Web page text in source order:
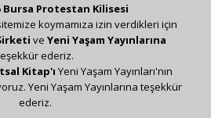
Bursa Protestan Kilisesi
koymamıza izin verdikleri için
ve Yeni Yaşam Yayınlarına
ederiz.
Kitap'ı Yeni Yaşam Yayınları'nın
Yeni Yaşam Yayınlarına teşekkür
ederiz.